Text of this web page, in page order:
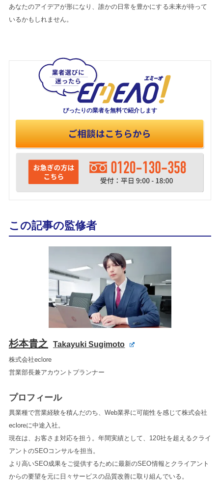
あなたのアイデアが形になり、誰かの日常を豊かにする未来が待って
いるかもしれません。
ぴったりの業者を無料で紹介します
この記事の監修者
杉本貴之 Takayuki Sugimoto
株式会社eclore
営業部長兼アカウントプランナー
プロフィール
異業種で営業経験を積んだのち、Web業界に可能性を感じて株式会社
ecloreに中途入社。
現在は、お客さま対応を担う。年間実績として、120社を超えるクライ
アントのSEOコンサルを担当。
より高いSEO成果をご提供するために最新のSEO情報とクライアント
からの要望を元に日々サービスの品質改善に取り組んでいる。